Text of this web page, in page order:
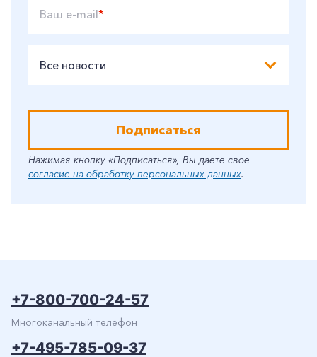
Ваш e-mail*
Все новости
Подписаться
Нажимая кнопку «Подписаться», Вы даете свое
согласие на обработку персональных данных.
+7-800-700-24-57
Многоканальный телефон
+7-495-785-09-37